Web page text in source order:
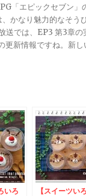
「エピックセブン
かなり魅力的なそ
送では、EP3 第3章
新情報ですね。新
いろ
【スイーツい